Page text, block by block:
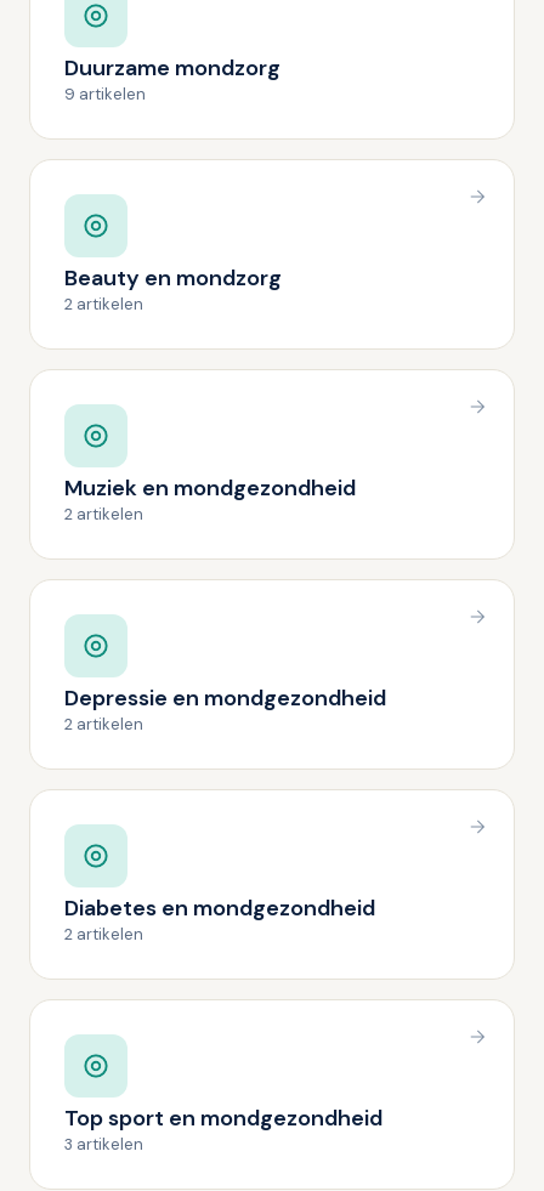
Duurzame mondzorg
9 artikelen
Beauty en mondzorg
2 artikelen
Muziek en mondgezondheid
2 artikelen
Depressie en mondgezondheid
2 artikelen
Diabetes en mondgezondheid
2 artikelen
Top sport en mondgezondheid
3 artikelen